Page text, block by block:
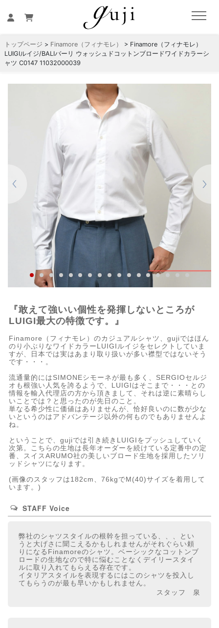
トップページ > Finamore（フィナモレ）
> Finamore（フィナモレ）
LUIGIルイジ/BALIバーリ ウォッシュドコットンブロードワイドカラーシ
ャツ C0147 11032000039
『敢えて強いい個性を発揮しないところが
LUIGI最大の特徴です。』
Finamore（フィナモレ）のカジュアルシャツ、gujiではほん
のり小ぶりなワイドカラーLUIGIルイジをセレクトしていま
すが、日本では実はあまり取り扱いが多い襟型ではないそう
です・・・。
流通量的にはSIMONEシモーネが最も多く、SERGIOセルジ
オも根強い人気を誇るようで、LUIGIはそこまで・・・との
情報を輸入代理店の方から頂きまして、それは逆に素晴らし
いことでは？と思ったのが先日のこと。
単なる希少性に価値はありませんが、恰好良いのに数が少な
いというのはアドバンテージ以外の何ものでもありませんよ
ね。
ということで、gujiでは引き続きLUIGIをプッシュしていく
次第。こちらの生地は長年オーダーを続けている定番中の定
番、スイスARUMO社の美しいブロード生地を採用したソリ
ッドシャツになります。
(画像のスタッフは182cm、76kgでM(40)サイズを着用して
います。)
STAFF Voice
弊社のシャツスタイルの根幹を担っている、、、とい
うと大げさに聞こえるかもしれませんがそれぐらい頼
りになるFinamoreのシャツ。ベーシックなコットンブ
ロードの生地なので特に悩むことなくデイリースタイ
ルに取り入れてもらえる存在です。
イタリアスタイルを表現するにはこのシャツを投入し
てもらうのが最も早いかもしれません。
スタッフ 泉